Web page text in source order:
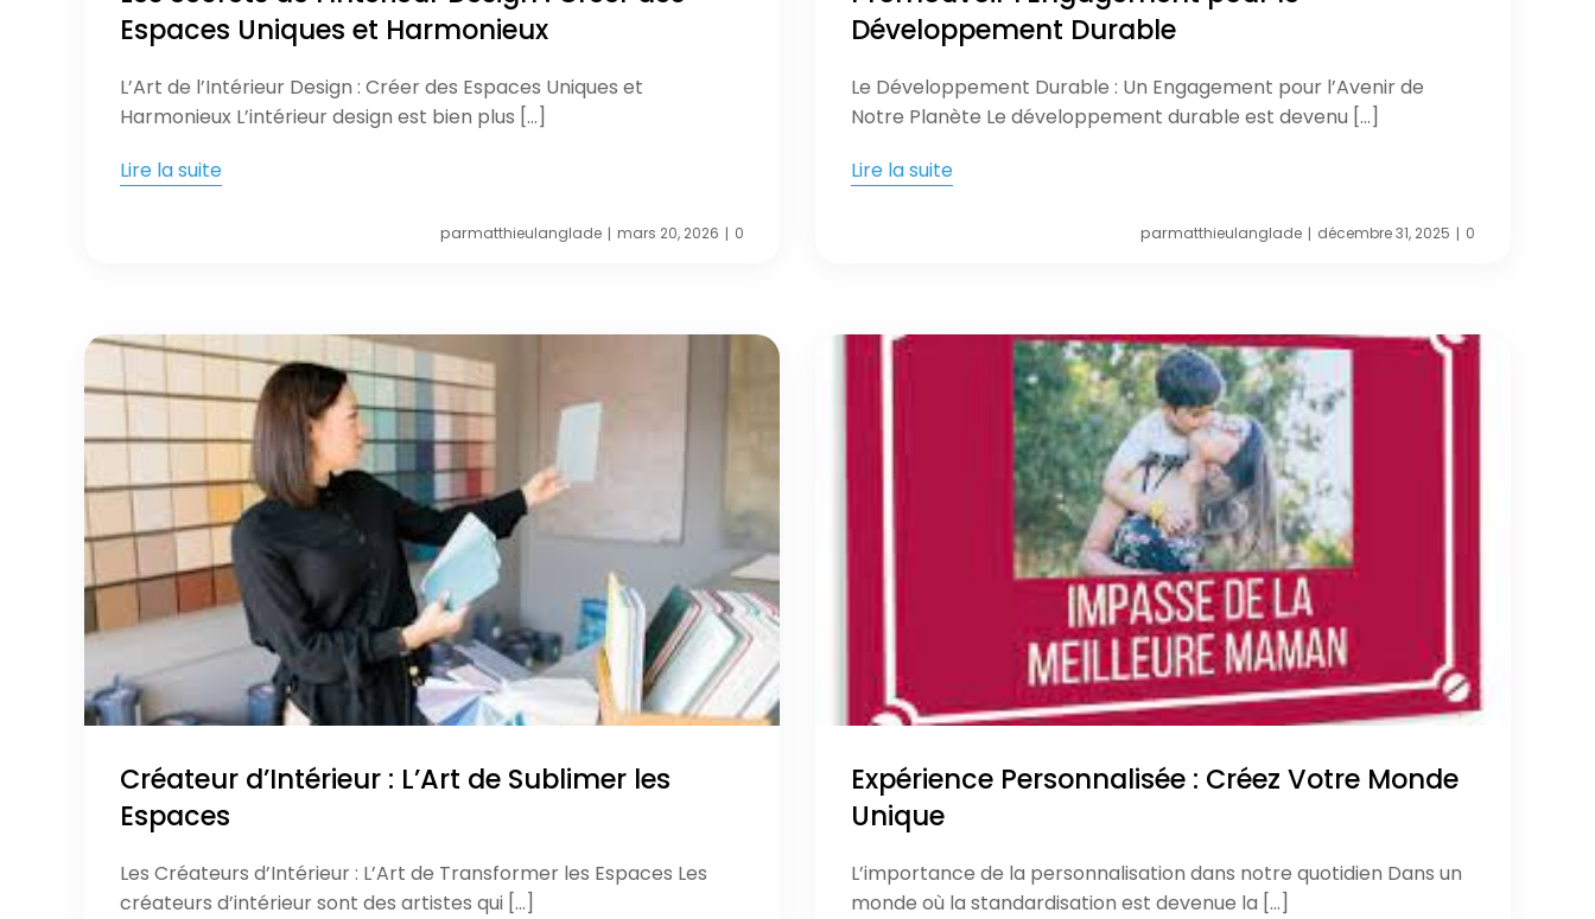
Espaces Uniques et Harmonieux
L’Art de l’Intérieur Design : Créer des Espaces Uniques et
Harmonieux L’intérieur design est bien plus […]
Lire la suite
parmatthieulanglade | mars 20, 2026 | 0
Développement Durable
Le Développement Durable : Un Engagement pour l’Avenir de
Notre Planète Le développement durable est devenu […]
Lire la suite
parmatthieulanglade | décembre 31, 2025 | 0
Créateur d’Intérieur : L’Art de Sublimer les
Espaces
Les Créateurs d’Intérieur : L’Art de Transformer les Espaces Les
créateurs d’intérieur sont des artistes qui […]
Expérience Personnalisée : Créez Votre Monde
Unique
L’importance de la personnalisation dans notre quotidien Dans un
monde où la standardisation est devenue la […]